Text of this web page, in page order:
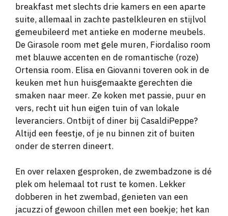
breakfast met slechts drie kamers en een aparte
suite, allemaal in zachte pastelkleuren en stijlvol
gemeubileerd met antieke en moderne meubels.
De Girasole room met gele muren, Fiordaliso room
met blauwe accenten en de romantische (roze)
Ortensia room. Elisa en Giovanni toveren ook in de
keuken met hun huisgemaakte gerechten die
smaken naar meer. Ze koken met passie, puur en
vers, recht uit hun eigen tuin of van lokale
leveranciers. Ontbijt of diner bij CasaldiPeppe?
Altijd een feestje, of je nu binnen zit of buiten
onder de sterren dineert.
En over relaxen gesproken, de zwembadzone is dé
plek om helemaal tot rust te komen. Lekker
dobberen in het zwembad, genieten van een
jacuzzi of gewoon chillen met een boekje; het kan